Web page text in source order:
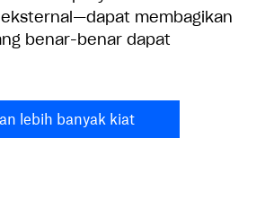
membagikan
benar-benar dapat
lebih banyak kiat